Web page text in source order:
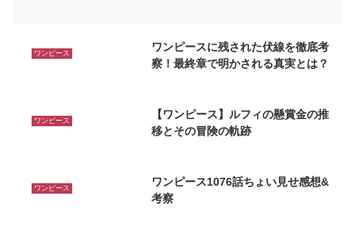
ワンピース
ワンピースに残された伏線を徹底考
察！最終章で明かされる真実とは？
ワンピース
【ワンピース】ルフィの懸賞金の推
移とその冒険の軌跡
ワンピース
ワンピース1076話ちょい見せ感想&
考察